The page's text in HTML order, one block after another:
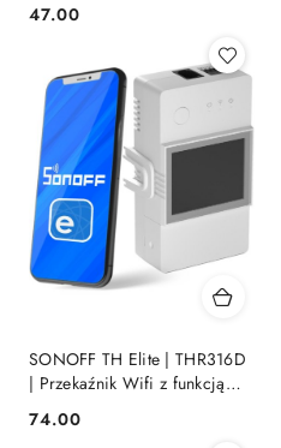
Cena:
47.00
SONOFF TH Elite | THR316D
| Przekaźnik Wifi z funkcją
pomiaru temperatury oraz
wilgotności
Cena:
74.00